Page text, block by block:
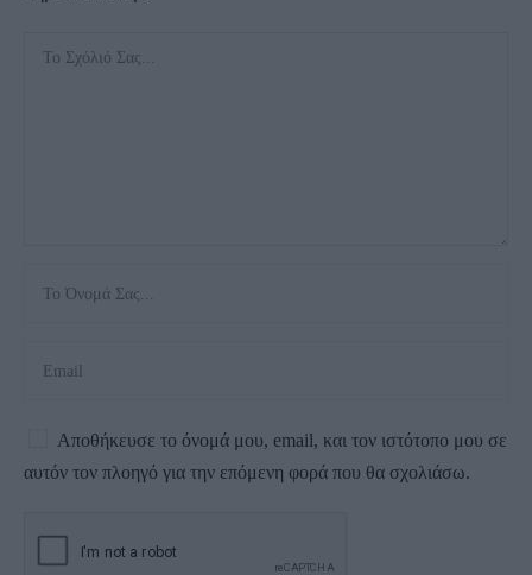
Αποθήκευσε το όνομά μου, email, και τον ιστότοπο μου σε
αυτόν τον πλοηγό για την επόμενη φορά που θα σχολιάσω.